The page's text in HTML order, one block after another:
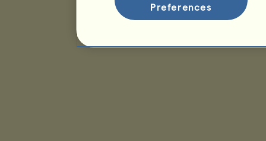
Preferences